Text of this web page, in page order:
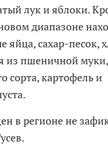
лук и яблоки.
диапазоне
яйца, сахар-песок,
из пшеничной
сорта, картофель и
в регионе не